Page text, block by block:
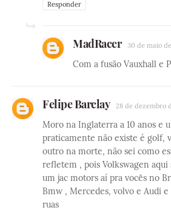
Responder
MadRacer 30 de maio
Com a fusão Vauxhall e
Felipe Barclay 28 de dezembro
Moro na Inglaterra a 10 anos e
praticamente não existe é golf,
outro na morte, não sei como
refletem , pois Volkswagen aqui
um jac motors aí pra vocês no
Bmw , Mercedes, volvo e Audi e
ruas